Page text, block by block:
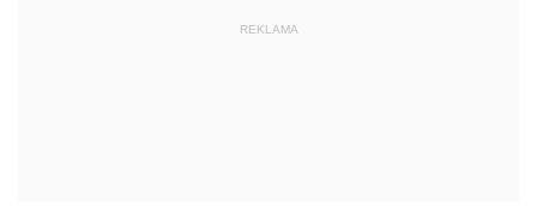
REKLAMA